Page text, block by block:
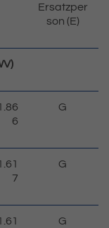
Ersatzper
son (E)
6
G
7
G
G